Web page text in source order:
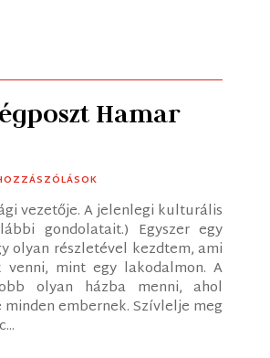
Hamar
vezetője. A jelenlegi kulturális
gondolatait.) Egyszer egy
olyan részletével kezdtem, ami
mint egy lakodalmon. A
olyan házba menni, ahol
embernek. Szívlelje meg